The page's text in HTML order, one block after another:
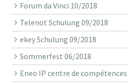
Forum da Vinci 10/2018
Telenot Schulung 09/2018
ekey Schulung 09/2018
Sommerfest 06/2018
Eneo IP centre de compétences